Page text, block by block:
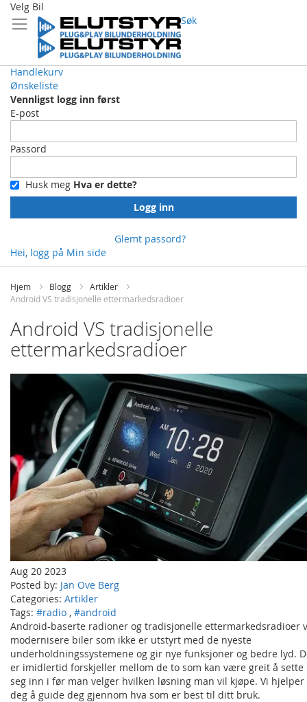
Velg Bil
Søk
Handlekurv
Ønskeliste
Vennligst logg inn først
E-post
Passord
Husk meg Hva er dette?
Logg inn
Glemt passord?
Hei, logg på Min side
Skip
Content
Hjem Blogg
Artikler
Android VS tradisjonelle ettermarkedsradioer
Android VS tradisjonelle
ettermarkedsradioer
Aug 20 2023
Posted by: Jan Ove Berg
Categories: Artikler
Tags: #radio , #android
Android-baserte radioner og tradisjonelle ettermarkedsradioer
modernisere biler som ikke er utstyrt med de nyeste
underholdningssystemene og gir nye funksjoner og bedre lyd.
er imidlertid forskjeller mellom de to som kan være greit å sette
seg inn i før man velger hvilken løsning man vil kjøpe. Vi hjelper
deg å guide deg gjennom hva som er best til ditt bruk.